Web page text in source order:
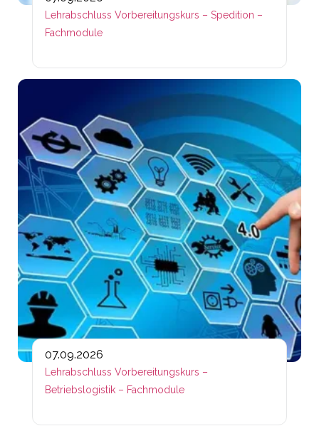
Lehrabschluss Vorbereitungskurs – Spedition –
Fachmodule
07.09.2026
Lehrabschluss Vorbereitungskurs –
Betriebslogistik – Fachmodule